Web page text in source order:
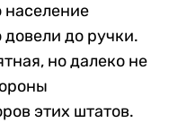
население
до ручки.
но далеко не
этих штатов.